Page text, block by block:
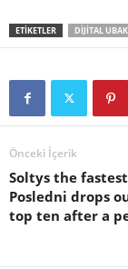
ETIKETLER DIJITAL UBAK
Önceki İçerik
Soltys the
Posledni drops
top ten after a